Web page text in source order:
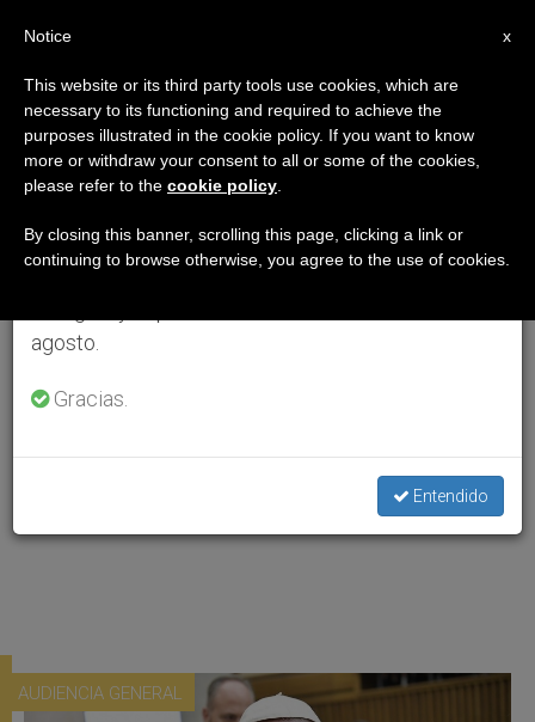
AUDIENCIA GENERAL
×
Aviso importante
Del 27 de julio al 7 de agosto haremos la pausa
anual, aprovechando que en el periodo de verano
se generan menos informaciones y también el
agosto.
Gracias.
Entendido
x
Notice
This website or its third party tools use cookies, which are
necessary to its functioning and required to achieve the
purposes illustrated in the cookie policy. If you want to know
more or withdraw your consent to all or some of the cookies,
please refer to the cookie policy
By closing this banner, scrolling this page, clicking a link or
continuing to browse otherwise, you agree to the use of cookies.